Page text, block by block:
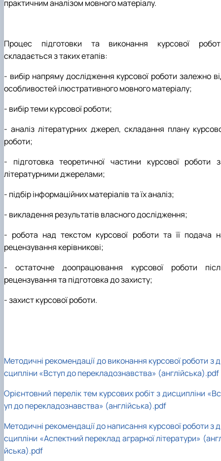
практичним аналізом мовного матеріалу.
Процес підготовки та виконання курсової
складається з таких етапів:
- вибір напряму дослідження курсової роботи залежно
особливостей ілюстративного мовного матеріалу;
- вибір теми курсової роботи;
- аналіз літературних джерел, складання плану
роботи;
- підготовка теоретичної частини курсової роботи
літературними джерелами;
- підбір інформаційних матеріалів та їх аналіз;
- викладення результатів власного дослідження;
- робота над текстом курсової роботи та її подача
рецензування керівникові;
- остаточне доопрацювання курсової роботи
рецензування та підготовка до захисту;
- захист курсової роботи.
Методичні рекомендації до виконання курсової роботи з
сципліни «Вступ до перекладознавства» (англійська).pdf
Орієнтовний перелік тем курсових робіт з дисципліни
уп до перекладознавства» (англійська).pdf
Методичні рекомендації до написання курсової роботи з
сципліни «Аспектний переклад аграрної літератури»
йська).pdf